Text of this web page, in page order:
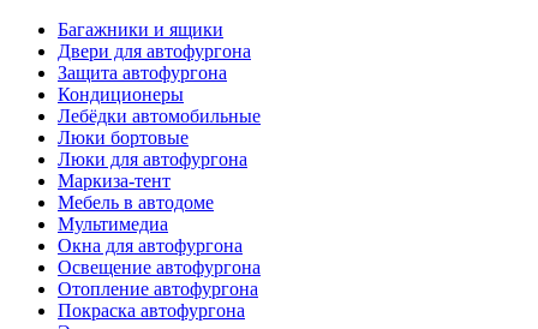
Багажники и ящики
Двери для автофургона
Защита автофургона
Кондиционеры
Лебёдки автомобильные
Люки бортовые
Люки для автофургона
Маркиза-тент
Мебель в автодоме
Мультимедиа
Окна для автофургона
Освещение автофургона
Отопление автофургона
Покраска автофургона